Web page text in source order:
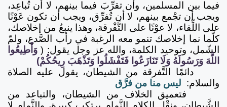
فيما بين المسلمين، وأن تقرِّبَ فيما بينهم، لا أن تُباعِد،
ويجب أن تجْمع بينهم، لا أن تُفرِّق، ويجب أن تكون عَوْنًا
على اللِّقاء، لا عوْنًا على التَّفْرقة، وهذا ينبعُ من إخلاصك،
كلَّما نما إخلاصك تنمو معه الرغبة في رأب الصَّدع، ولمّ
الشّمل، وتوحيد الكلمة، والله عز وجل يقول: ( وَأَطِيعُوا
اللَّهَ وَرَسُولَهُ وَلَا تَنَازَعُوا فَتَفْشَلُوا وَتَذْهَبَ رِيحُكُمْ)
دائمًا التَّفرقة من الشيطان، يقول عليه الصلاة
والسلام: ليس منا من فرَّق
فتعميق الخلاف من الشيطان، والتباعد من